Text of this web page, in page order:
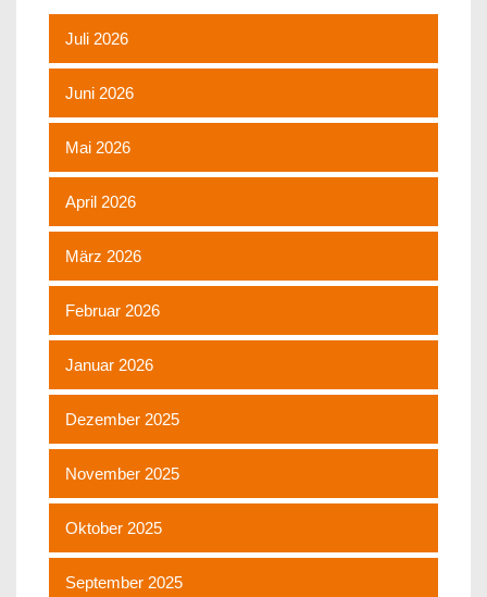
Juli 2026
Juni 2026
Mai 2026
April 2026
März 2026
Februar 2026
Januar 2026
Dezember 2025
November 2025
Oktober 2025
September 2025